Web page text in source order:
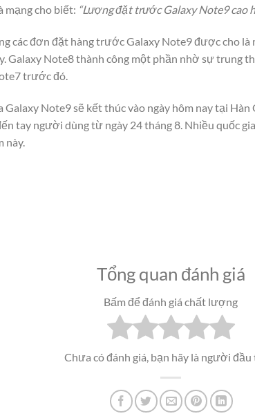
mạng cho biết: “Lượng đặt trước Galaxy Note9 cao
các đơn đặt hàng trước Galaxy Note9 được cho
Galaxy Note8 thành công một phần nhờ sự trung
trước đó.
Note9 sẽ kết thúc vào ngày hôm nay tại Hàn
tay người dùng từ ngày 24 tháng 8. Nhiều quốc
này.
Tổng quan đánh giá
Bấm để đánh giá chất lượng
Chưa có đánh giá, bạn hãy là người đầu